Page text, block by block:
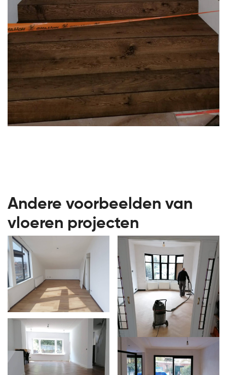
Andere voorbeelden van
vloeren projecten